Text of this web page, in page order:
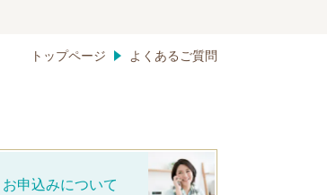
トップページ よくあるご質問
申込みについて